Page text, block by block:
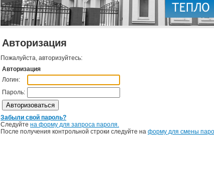
Авторизация
Пожалуйста, авторизуйтесь:
Авторизация
Логин:
Пароль:
Забыли свой пароль?
Следуйте на форму для запроса пароля.
После получения контрольной строки следуйте на форму для смены